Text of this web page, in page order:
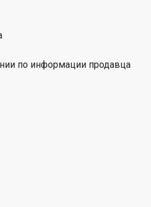
по информации продавца